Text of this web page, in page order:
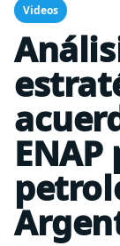
Videos